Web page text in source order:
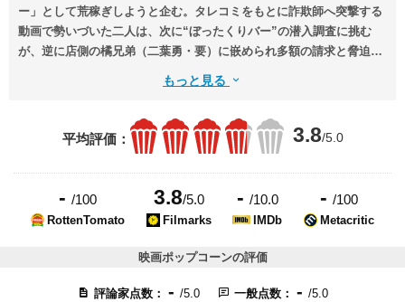
ー」として荒稼ぎしようと企む。タレコミをもとに詐欺師へ突撃する
動画で勢いづいた⼆⼈は、次に“ぼったくりバー”の潜⼊調査に挑む
が、逆に店側の橘兄弟（⼆葉勇・要）に嵌められ多額の請求と脅迫を
受ける。抵抗の末に店員・宍⼾秀太（鈴⽊秀脩）を連れ出すが、橘兄
弟はさらなる⽀払いと報復を宣告。⾝を隠そうとする中、秀太にも裏
美咲（⽩⽯望莱）が家族の問題に苦しみながらも必死に抗っていた。
⼤輔たちの追い詰められた逃⾛劇と、美咲の孤独な闘いが、やがて⼀
つの線で交錯し始める――。
もっと見る
平均評価： 3.8/5.0
- /100
RottenTomato
3.8/5.0
Filmarks
- /10.0
IMDb
-/100
Metacritic
映画ポップコーンの評価
評論家点数： - /5.0 一般点数： - /5.0